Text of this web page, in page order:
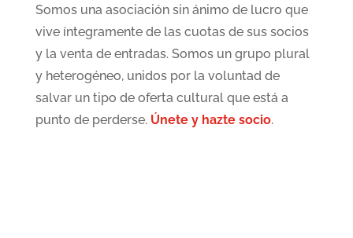
Somos una asociación sin ánimo de lucro que
vive íntegramente de las cuotas de sus socios
y la venta de entradas. Somos un grupo plural
y heterogéneo, unidos por la voluntad de
salvar un tipo de oferta cultural que está a
punto de perderse. Únete y hazte socio.